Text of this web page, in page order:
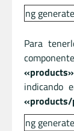
ng
Para
«products»
indicando
ng